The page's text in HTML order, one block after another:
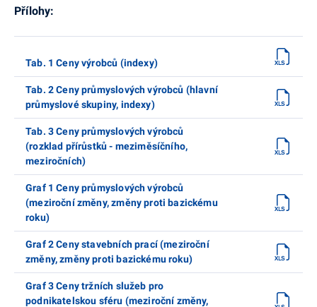
Přílohy:
Tab. 1 Ceny výrobců (indexy)
Tab. 2 Ceny průmyslových výrobců (hlavní
průmyslové skupiny, indexy)
Tab. 3 Ceny průmyslových výrobců
(rozklad přírůstků - meziměsíčního,
meziročních)
Graf 1 Ceny průmyslových výrobců
(meziroční změny, změny proti bazickému
roku)
Graf 2 Ceny stavebních prací (meziroční
změny, změny proti bazickému roku)
Graf 3 Ceny tržních služeb pro
podnikatelskou sféru (meziroční změny,